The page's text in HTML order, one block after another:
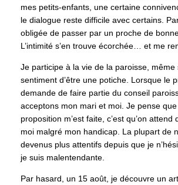
mes petits-enfants, une certaine
le dialogue reste difficile avec certains.
obligée de passer par un proche de
L’intimité s’en trouve écorchée… et me
Je participe à la vie de la paroisse, même
sentiment d’être une potiche. Lorsque le
demande de faire partie du conseil
acceptons mon mari et moi. Je pense
proposition m’est faite, c’est qu’on
moi malgré mon handicap. La plupart de
devenus plus attentifs depuis que je
je suis malentendante.
Par hasard, un 15 août, je découvre un